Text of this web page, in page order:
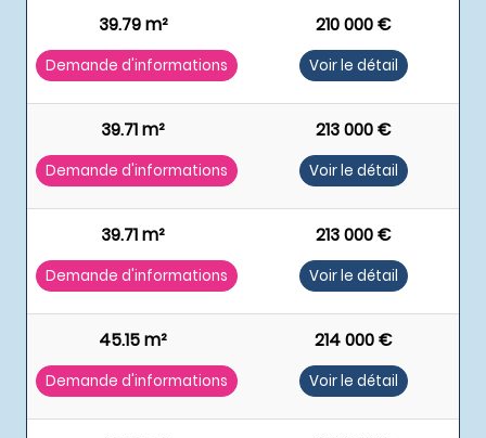
39.79 m² 210 000 €
Demande d'informations Voir le détail
39.71 m² 213 000 €
Demande d'informations Voir le détail
39.71 m² 213 000 €
Demande d'informations Voir le détail
45.15 m² 214 000 €
Demande d'informations Voir le détail